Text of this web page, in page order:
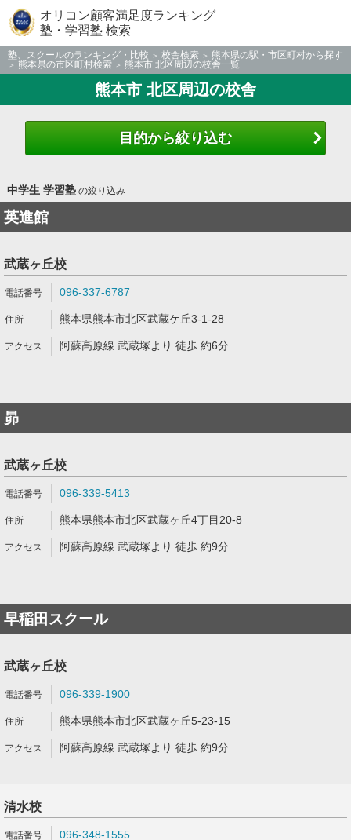
オリコン顧客満足度ランキング
塾・学習塾 検索
塾、スクールのランキング・比較 校舎検索
熊本県の駅・市区町村から探す
熊本県の市区町村検索
熊本市 北区周辺の校舎一覧
熊本市 北区周辺の校舎
目的から絞り込む
中学生 学習塾の絞り込み
英進館
武蔵ヶ丘校
096-337-6787
熊本県熊本市北区武蔵ケ丘3-1-28
阿蘇高原線 武蔵塚より 徒歩 約6分
昴
武蔵ヶ丘校
096-339-5413
熊本県熊本市北区武蔵ヶ丘4丁目20-8
阿蘇高原線 武蔵塚より 徒歩 約9分
早稲田スクール
武蔵ヶ丘校
096-339-1900
熊本県熊本市北区武蔵ヶ丘5-23-15
阿蘇高原線 武蔵塚より 徒歩 約9分
清水校
096-348-1555